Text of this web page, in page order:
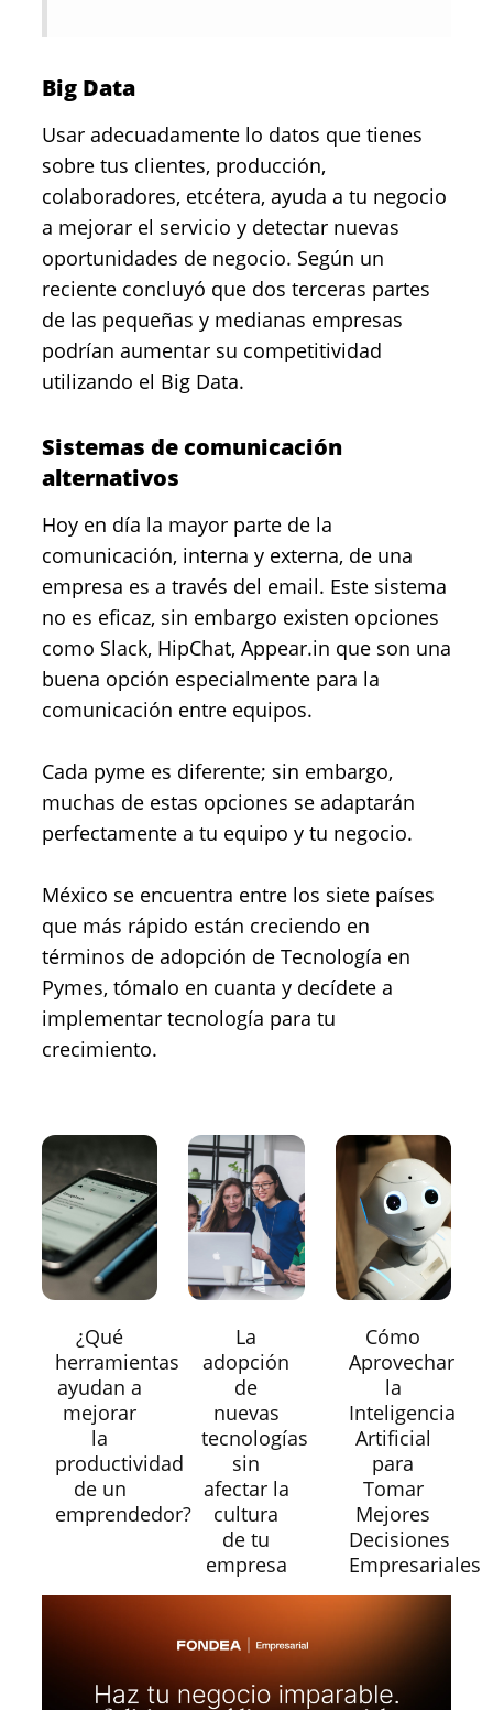
Big Data
Usar adecuadamente lo datos que tienes
sobre tus clientes, producción,
colaboradores, etcétera, ayuda a tu negocio
a mejorar el servicio y detectar nuevas
oportunidades de negocio. Según un
reciente concluyó que dos terceras partes
de las pequeñas y medianas empresas
podrían aumentar su competitividad
utilizando el Big Data.
Sistemas de comunicación
alternativos
Hoy en día la mayor parte de la
comunicación, interna y externa, de una
empresa es a través del email. Este sistema
no es eficaz, sin embargo existen opciones
como Slack, HipChat, Appear.in que son una
buena opción especialmente para la
comunicación entre equipos.
Cada pyme es diferente; sin embargo,
muchas de estas opciones se adaptarán
perfectamente a tu equipo y tu negocio.
México se encuentra entre los siete países
que más rápido están creciendo en
términos de adopción de Tecnología en
Pymes, tómalo en cuanta y decídete a
implementar tecnología para tu
crecimiento.
¿Qué
herramientas
ayudan a
mejorar
la
productividad
de un
emprendedor?
La
adopción
de
nuevas
tecnologías
sin
afectar la
cultura
de tu
empresa
Cómo
Aprovechar
la
Inteligencia
Artificial
para
Tomar
Mejores
Decisiones
Empresariales